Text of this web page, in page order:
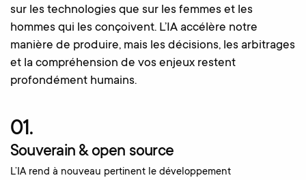
sur les technologies que sur les femmes et les
hommes qui les conçoivent. L’IA accélère notre
manière de produire, mais les décisions, les arbitrages
et la compréhension de vos enjeux restent
profondément humains.
01.
Souverain & open source
L’IA rend à nouveau pertinent le développement